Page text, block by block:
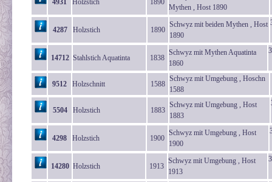
4931 Holzstich 1890
Mythen , Host 1890
4287 Holzstich 1890
Schwyz mit beiden Mythen , Host
1890
14712 Stahlstich Aquatinta 1838
Schwyz mit Mythen Aquatinta
1860
9512 Holzschnitt 1588
Schwyz mit Umgebung , Hoschn
1588
5504 Holzstich 1883
Schwyz mit Umgebung , Host
1883
4298 Holzstich 1900
Schwyz mit Umgebung , Host
1900
14280 Holzstich 1913
Schwyz mit Umgebung , Host
1913